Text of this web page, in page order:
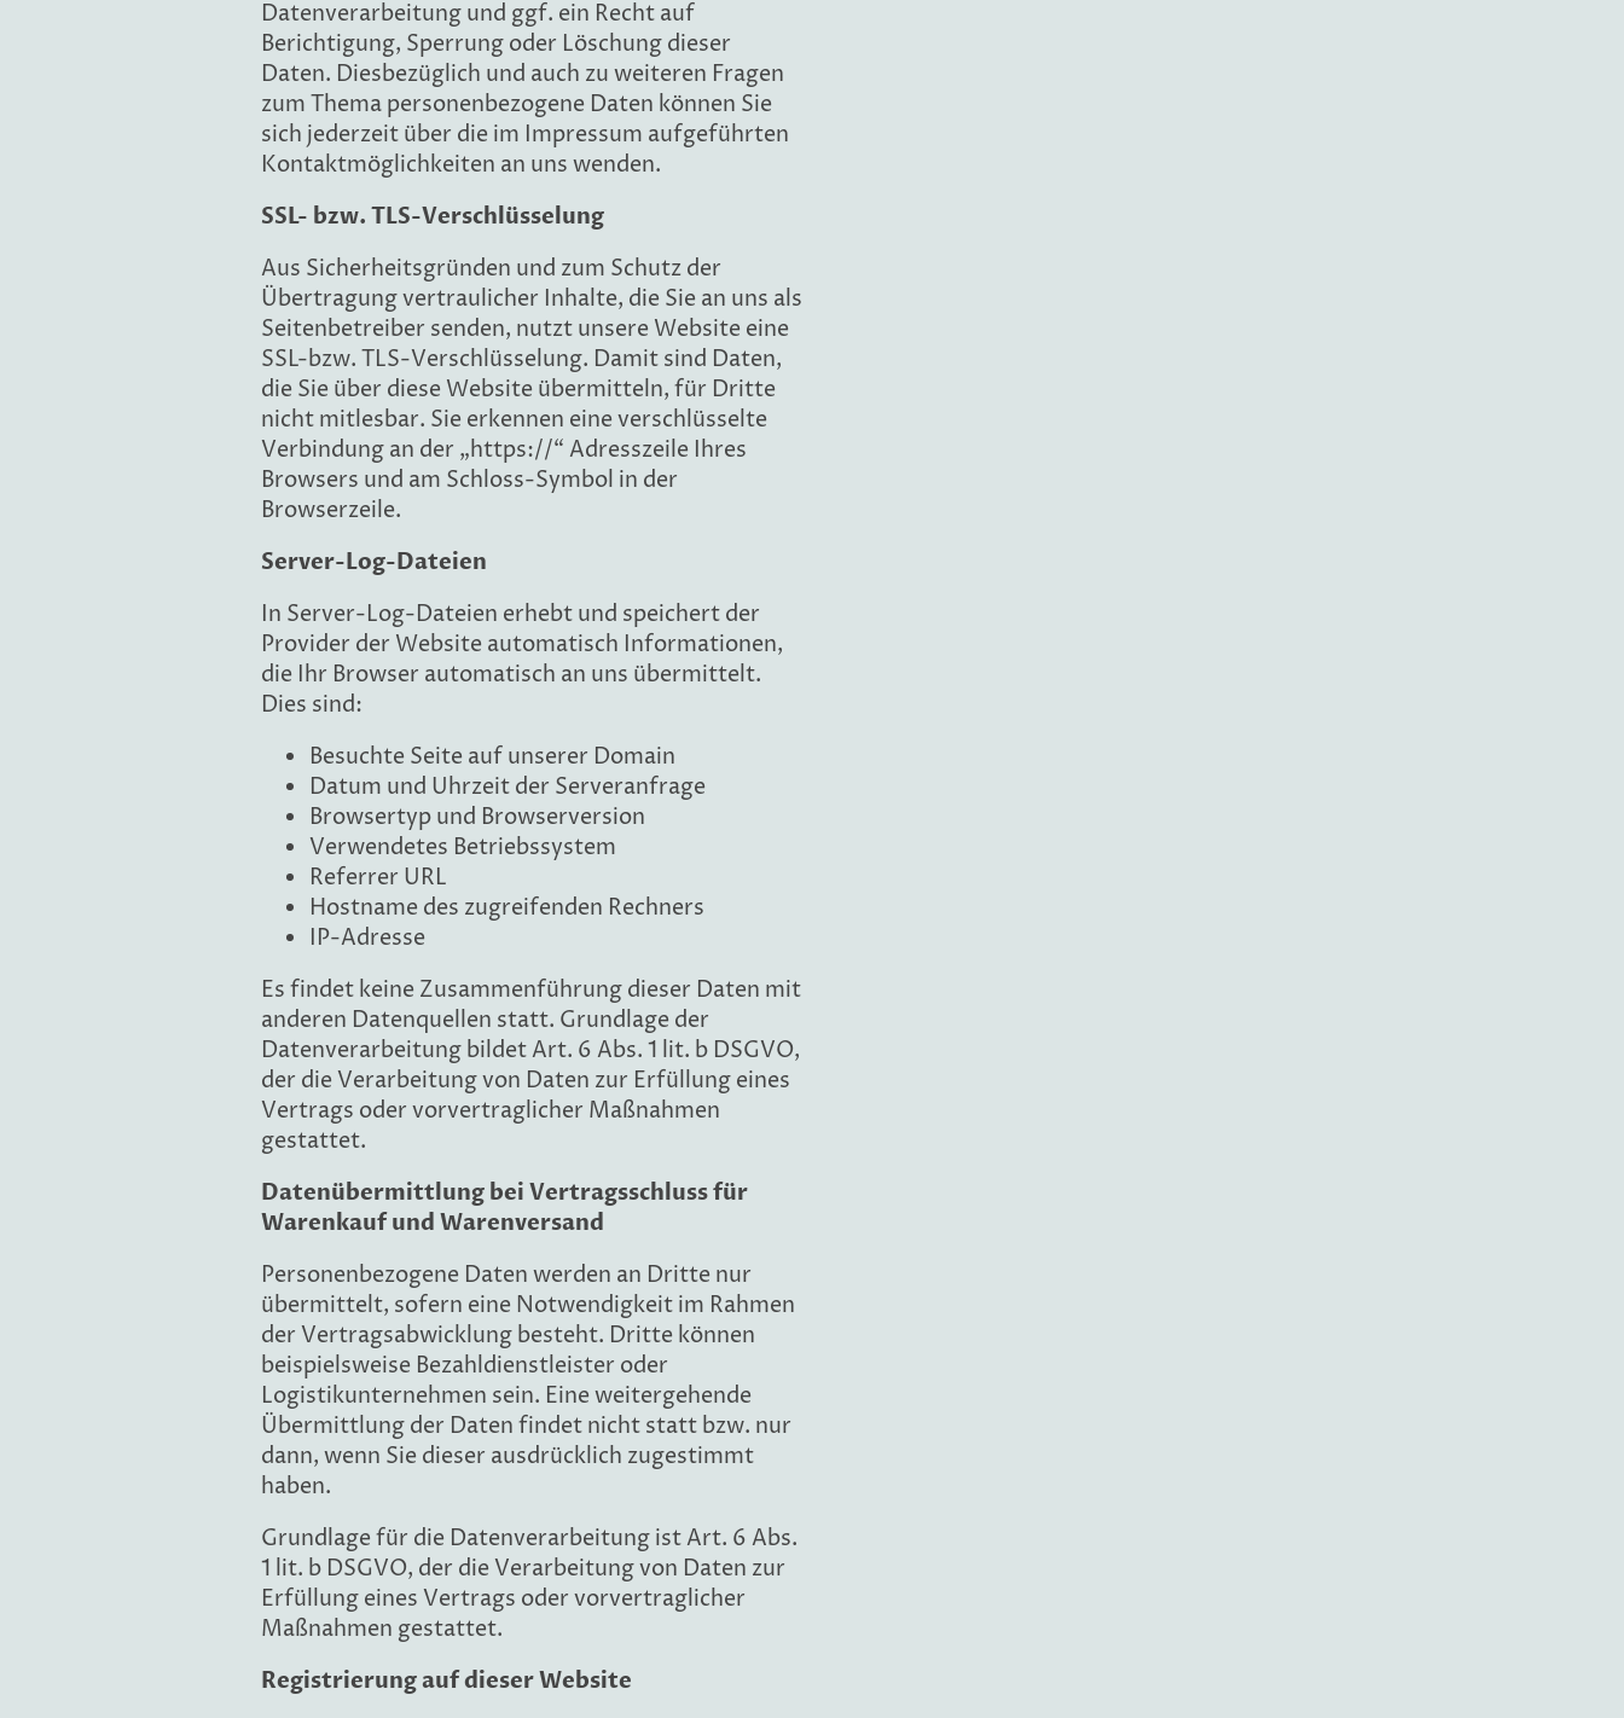
Datenverarbeitung und ggf. ein Recht auf
Berichtigung, Sperrung oder Löschung dieser
Daten. Diesbezüglich und auch zu weiteren Fragen
zum Thema personenbezogene Daten können Sie
sich jederzeit über die im Impressum aufgeführten
Kontaktmöglichkeiten an uns wenden.
SSL- bzw. TLS-Verschlüsselung
Aus Sicherheitsgründen und zum Schutz der
Übertragung vertraulicher Inhalte, die Sie an uns als
Seitenbetreiber senden, nutzt unsere Website eine
SSL-bzw. TLS-Verschlüsselung. Damit sind Daten,
die Sie über diese Website übermitteln, für Dritte
nicht mitlesbar. Sie erkennen eine verschlüsselte
Verbindung an der „https://“ Adresszeile Ihres
Browsers und am Schloss-Symbol in der
Browserzeile.
Server-Log-Dateien
In Server-Log-Dateien erhebt und speichert der
Provider der Website automatisch Informationen,
die Ihr Browser automatisch an uns übermittelt.
Dies sind:
Besuchte Seite auf unserer Domain
Datum und Uhrzeit der Serveranfrage
Browsertyp und Browserversion
Verwendetes Betriebssystem
Referrer URL
Hostname des zugreifenden Rechners
IP-Adresse
Es findet keine Zusammenführung dieser Daten mit
anderen Datenquellen statt. Grundlage der
Datenverarbeitung bildet Art. 6 Abs. 1 lit. b DSGVO,
der die Verarbeitung von Daten zur Erfüllung eines
Vertrags oder vorvertraglicher Maßnahmen
gestattet.
Datenübermittlung bei Vertragsschluss für
Warenkauf und Warenversand
Personenbezogene Daten werden an Dritte nur
übermittelt, sofern eine Notwendigkeit im Rahmen
der Vertragsabwicklung besteht. Dritte können
beispielsweise Bezahldienstleister oder
Logistikunternehmen sein. Eine weitergehende
Übermittlung der Daten findet nicht statt bzw. nur
dann, wenn Sie dieser ausdrücklich zugestimmt
haben.
Grundlage für die Datenverarbeitung ist Art. 6 Abs.
1 lit. b DSGVO, der die Verarbeitung von Daten zur
Erfüllung eines Vertrags oder vorvertraglicher
Maßnahmen gestattet.
Registrierung auf dieser Website